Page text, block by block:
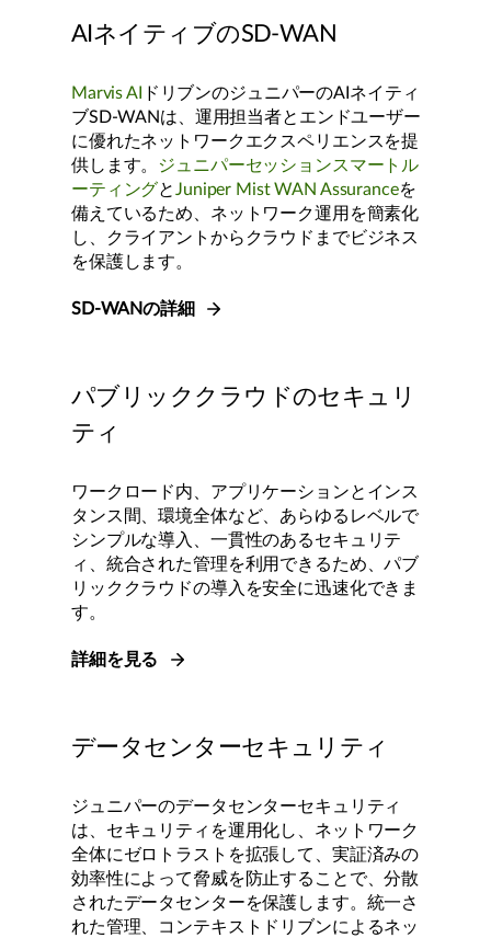
AIネイティブのSD-WAN
Marvis AI
ドリブンのジュニパーのAIネイティ
ブSD-WANは、運用担当者とエンドユーザー
に優れたネットワークエクスペリエンスを提
供します。
ジュニパーセッションスマートル
ーティングとJuniper Mist WAN Assuranceを
備えているため、ネットワーク運用を簡素化
し、クライアントからクラウドまでビジネス
を保護します。
SD-WANの詳細
パブリッククラウドのセキュリ
ティ
ワークロード内、アプリケーションとインス
タンス間、環境全体など、あらゆるレベルで
シンプルな導入、一貫性のあるセキュリテ
ィ、統合された管理を利用できるため、パブ
リッククラウドの導入を安全に迅速化できま
す。
詳細を見る
データセンターセキュリティ
ジュニパーのデータセンターセキュリティ
は、セキュリティを運用化し、ネットワーク
全体にゼロトラストを拡張して、実証済みの
効率性によって脅威を防止することで、分散
されたデータセンターを保護します。統一さ
れた管理、コンテキストドリブンによるネッ